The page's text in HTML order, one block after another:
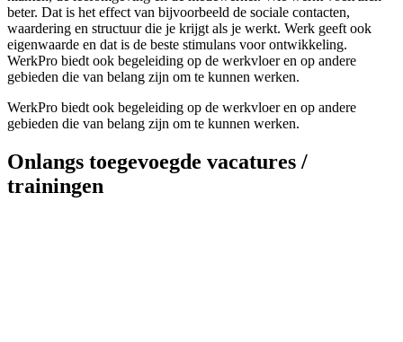
beter. Dat is het effect van bijvoorbeeld de sociale contacten,
waardering en structuur die je krijgt als je werkt. Werk geeft ook
eigenwaarde en dat is de beste stimulans voor ontwikkeling.
WerkPro biedt ook begeleiding op de werkvloer en op andere
gebieden die van belang zijn om te kunnen werken.
WerkPro biedt ook begeleiding op de werkvloer en op andere
gebieden die van belang zijn om te kunnen werken.
Onlangs toegevoegde vacatures /
trainingen